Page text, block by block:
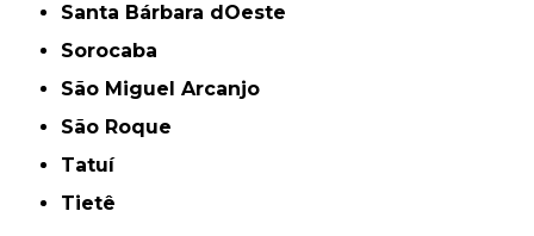
Santa Bárbara dOeste
Sorocaba
São Miguel Arcanjo
São Roque
Tatuí
Tietê